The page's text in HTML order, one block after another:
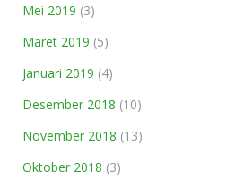
Mei 2019 (3)
Maret 2019 (5)
Januari 2019 (4)
Desember 2018 (10)
November 2018 (13)
Oktober 2018 (3)